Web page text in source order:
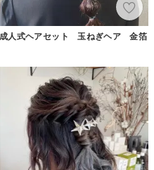
成人式ヘアセット 玉ねぎヘア 金箔